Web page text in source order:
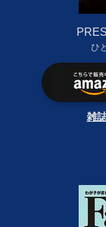
ひ
雑